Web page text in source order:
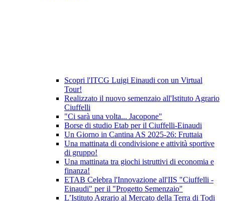
Scopri l'ITCG Luigi Einaudi con un Virtual
Tour!
Realizzato il nuovo semenzaio all'Istituto Agrario
Ciuffelli
"Ci sarà una volta... Jacopone"
Borse di studio Etab per il Ciuffelli-Einaudi
Un Giorno in Cantina AS 2025-26: Fruttaia
Una mattinata di condivisione e attività sportive
di gruppo!
Una mattinata tra giochi istruttivi di economia e
finanza!
ETAB Celebra l'Innovazione all'IIS "Ciuffelli -
Einaudi" per il "Progetto Semenzaio"
L’Istituto Agrario al Mercato della Terra di Todi